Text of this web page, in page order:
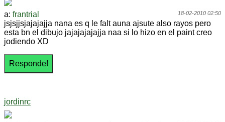
18-02-2010 02:50
a: frantrial
jsjsjjsjajajajja nana es q le falt auna ajsute also rayos pero
esta bn el dibujo jajajajajajja naa si lo hizo en el paint creo
jodiendo XD
jordinrc